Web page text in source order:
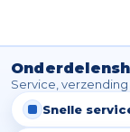
Service,
Snelle